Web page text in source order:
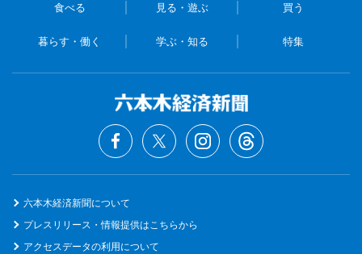
食べる 見る・遊ぶ 買う
暮らす・働く 学ぶ・知る 特集
六本木経済新聞について
プレスリリース・情報提供はこちらから
アクセスデータの利用について